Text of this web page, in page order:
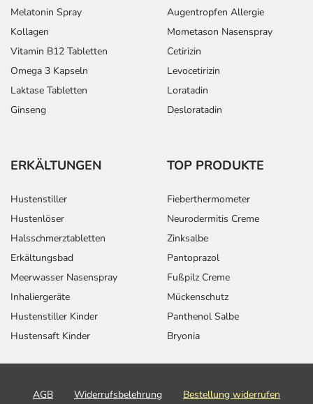
Melatonin Spray
Kollagen
Vitamin B12 Tabletten
Omega 3 Kapseln
Laktase Tabletten
Ginseng
Augentropfen Allergie
Mometason Nasenspray
Cetirizin
Levocetirizin
Loratadin
Desloratadin
ERKÄLTUNGEN
Hustenstiller
Hustenlöser
Halsschmerztabletten
Erkältungsbad
Meerwasser Nasenspray
Inhaliergeräte
Hustenstiller Kinder
Hustensaft Kinder
TOP PRODUKTE
Fieberthermometer
Neurodermitis Creme
Zinksalbe
Pantoprazol
Fußpilz Creme
Mückenschutz
Panthenol Salbe
Bryonia
AGB Widerrufsbelehrung
Bestellung widerrufen